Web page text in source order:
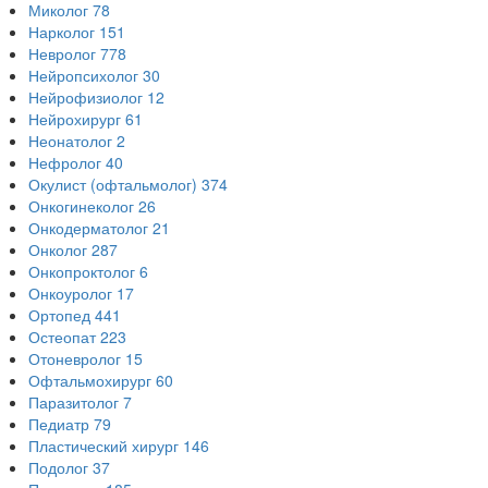
Миколог 78
Нарколог 151
Невролог 778
Нейропсихолог 30
Нейрофизиолог 12
Нейрохирург 61
Неонатолог 2
Нефролог 40
Окулист (офтальмолог) 374
Онкогинеколог 26
Онкодерматолог 21
Онколог 287
Онкопроктолог 6
Онкоуролог 17
Ортопед 441
Остеопат 223
Отоневролог 15
Офтальмохирург 60
Паразитолог 7
Педиатр 79
Пластический хирург 146
Подолог 37